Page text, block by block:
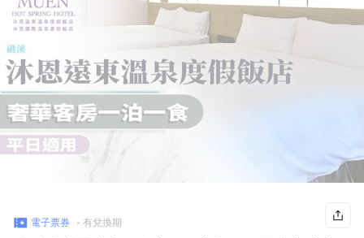
電子票券 有兌換期